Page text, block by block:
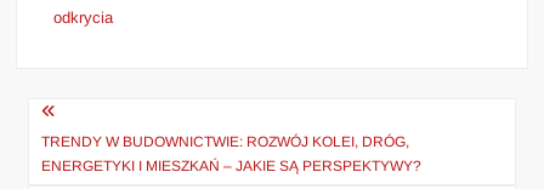
odkrycia
Nawigacja
wpisu
TRENDY W BUDOWNICTWIE: ROZWÓJ KOLEI, DRÓG,
ENERGETYKI I MIESZKAŃ – JAKIE SĄ PERSPEKTYWY?